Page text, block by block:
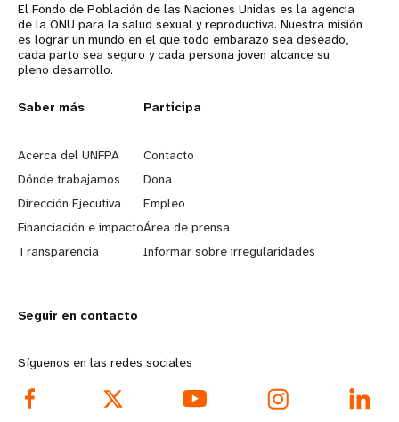
El Fondo de Población de las Naciones Unidas es la agencia
de la ONU para la salud sexual y reproductiva. Nuestra misión
es lograr un mundo en el que todo embarazo sea deseado,
cada parto sea seguro y cada persona joven alcance su
pleno desarrollo.
L
e
a
r
n
o
r
e
Saber más
Acerca del UNFPA
Dónde trabajamos
Dirección Ejecutiva
Financiación e impacto
Transparencia
G
o
b
e
y
d
Participa
Contacto
Dona
Empleo
Área de prensa
Informar sobre irregularidades
Seguir en contacto
Síguenos en las redes sociales